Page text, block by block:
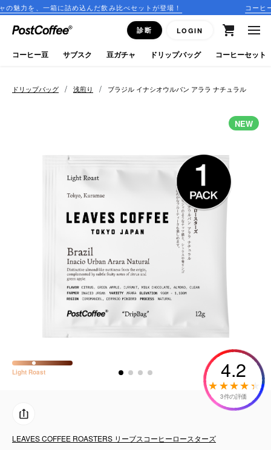
箱に詰め込んだ飲み比べセットが登場！ コーヒーのサブスク
診断 LOGIN
close
ログイン
新規会員登録
keyboard_arrow_right
ドリップバッグ
コーヒーセット
ミルク・フード類
アクセサリ
CFFBNS
リキッド
ドリップバッグ / 浅煎り / ブラジル イナシオウルバン アララ ナチュラル
NEW
Light Roast 4.2
3件の評価
LEAVES COFFEE ROASTERS リーブスコーヒーロースターズ
コーヒー豆 サブスク 豆ガチャ ドリップバッグ コーヒーセット